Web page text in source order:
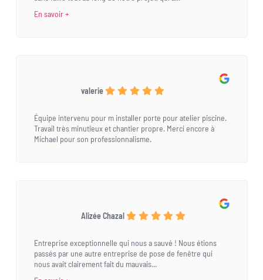
En savoir +
valerie
Équipe intervenu pour m installer porte pour atelier piscine.
Travail très minutieux et chantier propre. Merci encore à
Michael pour son professionnalisme.
Alizée Chazal
Entreprise exceptionnelle qui nous a sauvé ! Nous étions
passés par une autre entreprise de pose de fenêtre qui
nous avait clairement fait du mauvais...